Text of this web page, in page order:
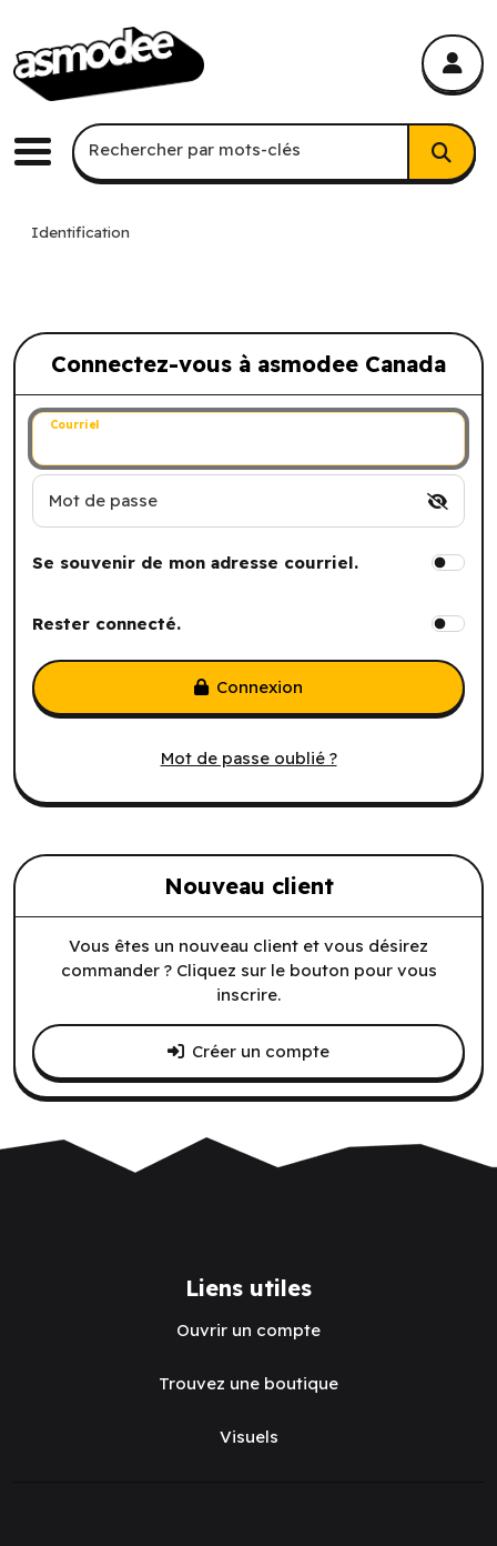
Menu
Recherche par mots-clés
Rechercher par mots-clés
Identification
Connectez-vous à asmodee Canada
Connectez-vous à asmodee Canada
Courriel
Mot de passe
Se souvenir de mon adresse courriel.
Rester connecté.
Mot de passe oublié ?
Connexion
Nouveau client
Vous êtes un nouveau client et vous désirez
commander ? Cliquez sur le bouton pour vous
inscrire.
Créer un compte
Liens utiles
Ouvrir un compte
Trouvez une boutique
Visuels